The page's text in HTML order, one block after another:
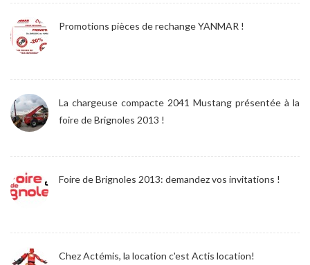
Promotions pièces de rechange YANMAR !
La chargeuse compacte 2041 Mustang présentée à la
foire de Brignoles 2013 !
Foire de Brignoles 2013: demandez vos invitations !
Chez Actémis, la location c'est Actis location!